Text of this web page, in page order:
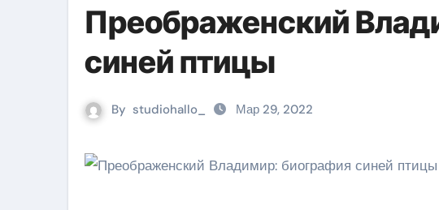
Преображенский
синей птицы
By studiohallo_ Мар 29, 2022